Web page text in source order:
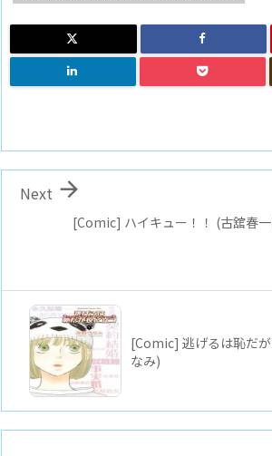
[Comic] ハイキュー！！ (古舘春

Next
[Comic] 逃げるは恥だ
なみ)